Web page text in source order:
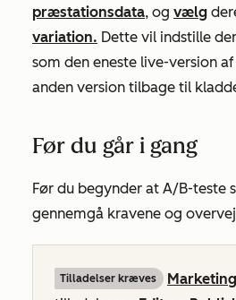
præstationsdata, og vælg
variation. Dette vil indstille
som den eneste live-version
anden version tilbage til
Før du går i gang
Før du begynder at A/B-teste
gennemgå kravene og
Tilladelser kræves